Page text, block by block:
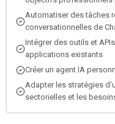
Automatiser des tâches
conversationnelles de
Intégrer des outils et
applications existants
Créer un agent IA
Adapter les stratégies
sectorielles et les